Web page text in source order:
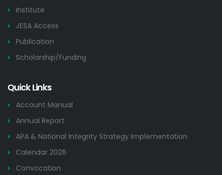
Institute
JESA Access
Publication
Scholarship/Funding
Quick Links
Account Manual
Annual Report
APA & National Integrity Strategy Implementation
Calendar 2026
Convocation